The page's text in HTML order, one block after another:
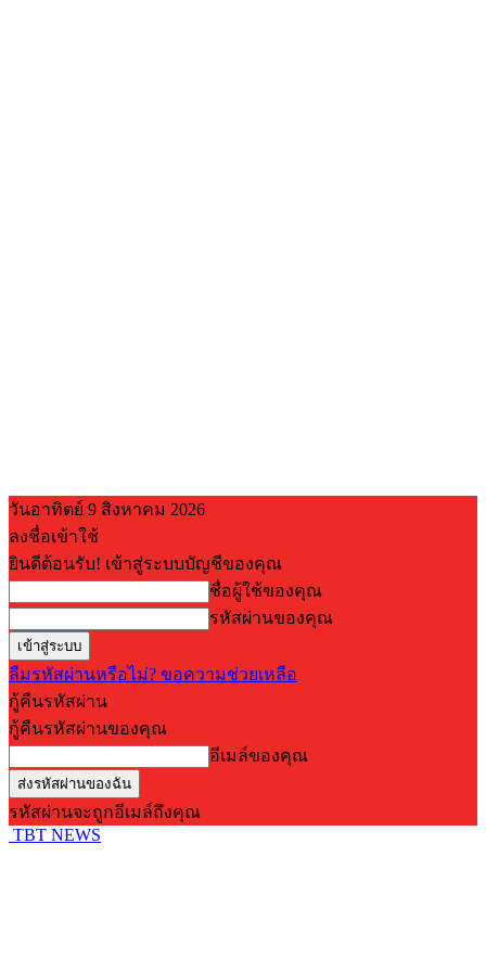
วันอาทิตย์ 9 สิงหาคม 2026
ลงชื่อเข้าใช้
ยินดีต้อนรับ! เข้าสู่ระบบบัญชีของคุณ
ชื่อผู้ใช้ของคุณ
รหัสผ่านของคุณ
ลืมรหัสผ่านหรือไม่? ขอความช่วยเหลือ
กู้คืนรหัสผ่าน
กู้คืนรหัสผ่านของคุณ
อีเมล์ของคุณ
รหัสผ่านจะถูกอีเมล์ถึงคุณ
TBT NEWS